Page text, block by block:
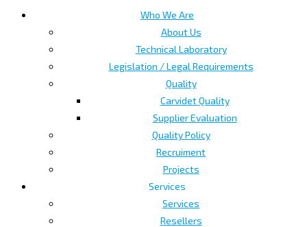
Who We Are
About Us
Technical Laboratory
Legislation / Legal Requirements
Quality
Carvidet Quality
Supplier Evaluation
Quality Policy
Recruiment
Projects
Services
Services
Resellers